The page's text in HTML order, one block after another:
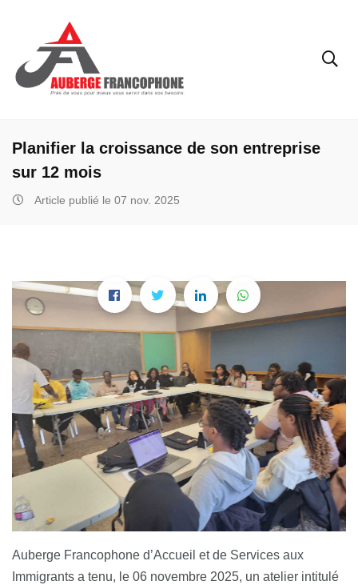
Planifier la croissance de son entreprise
sur 12 mois
Article publié le 07 nov. 2025
Auberge Francophone d’Accueil et de Services aux
Immigrants a tenu, le 06 novembre 2025, un atelier intitulé